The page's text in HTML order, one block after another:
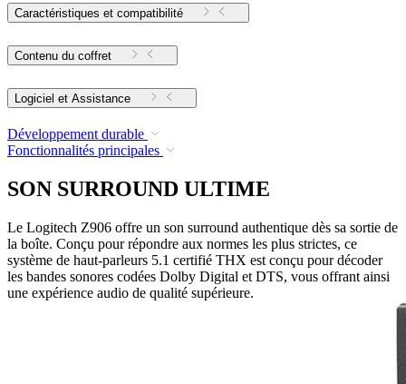
Caractéristiques et compatibilité
Contenu du coffret
Logiciel et Assistance
Développement durable
Fonctionnalités principales
SON SURROUND ULTIME
Le Logitech Z906 offre un son surround authentique dès sa sortie de
la boîte. Conçu pour répondre aux normes les plus strictes, ce
système de haut-parleurs 5.1 certifié THX est conçu pour décoder
les bandes sonores codées Dolby Digital et DTS, vous offrant ainsi
une expérience audio de qualité supérieure.